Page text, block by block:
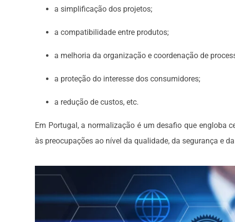
a simplificação dos projetos;
a compatibilidade entre produtos;
a melhoria da organização e coordenação de
a proteção do interesse dos consumidores;
a redução de custos, etc.
Em Portugal, a normalização é um desafio que engloba
às preocupações ao nível da qualidade, da segurança e